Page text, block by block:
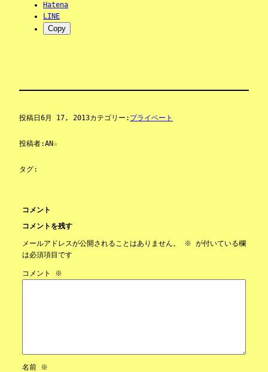
Hatena
LINE
Copy
投稿日 6月 17, 2013カテゴリー: プライベート
投稿者:AN☆
タグ:
コメント
コメントを残す
メールアドレスが公開されることはありません。 ※ が付いている欄
は必須項目です
コメント ※
名前 ※